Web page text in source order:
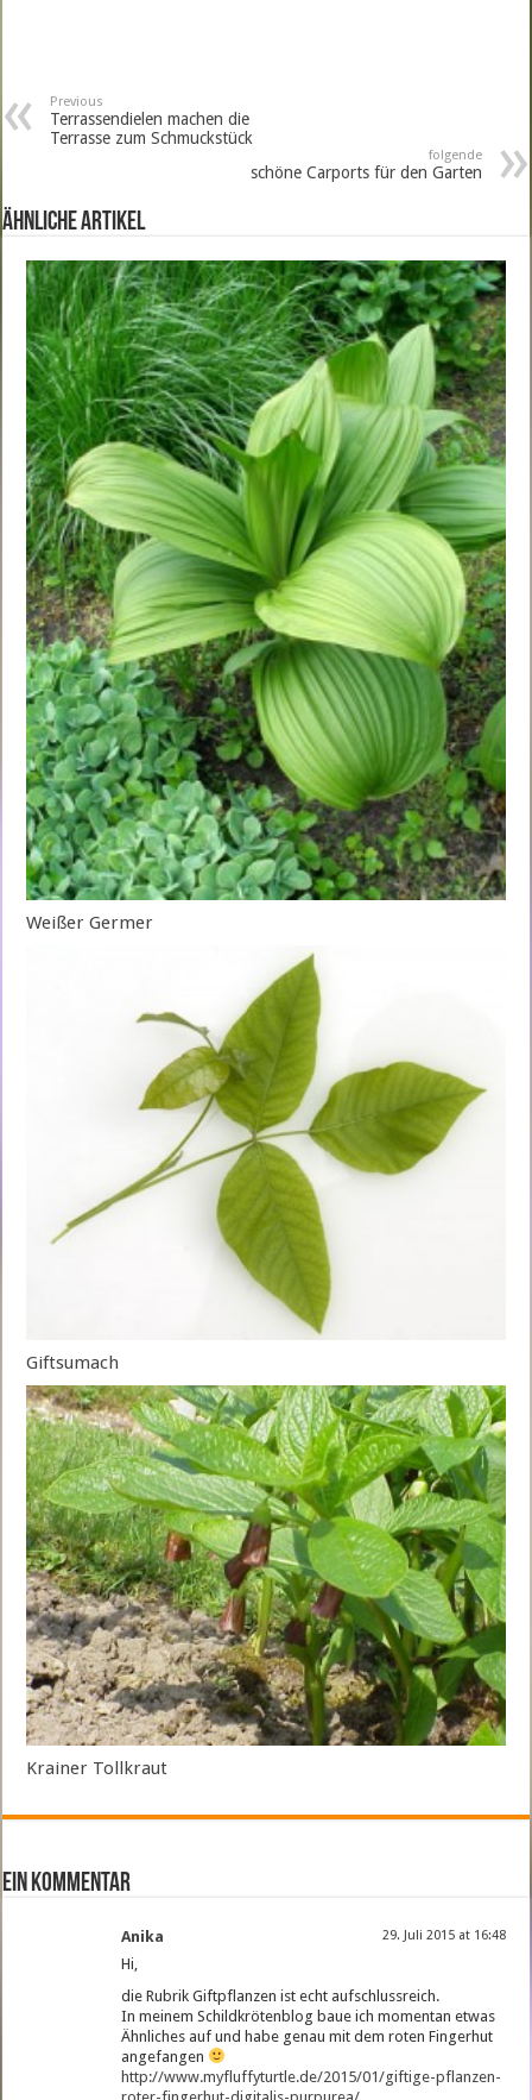
Previous
Terrassendielen machen die
Terrasse zum Schmuckstück
folgende
schöne Carports für den Garten
ähnliche Artikel
Weißer Germer
Giftsumach
Krainer Tollkraut
ein Kommentar
Anika 29. Juli 2015 at 16:48
Hi,
die Rubrik Giftpflanzen ist echt aufschlussreich.
In meinem Schildkrötenblog baue ich momentan etwas
Ähnliches auf und habe genau mit dem roten Fingerhut
angefangen
http://www.myfluffyturtle.de/2015/01/giftige-pflanzen-